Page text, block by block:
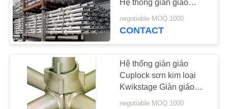
Hệ thống giàn giáo
Cross Lock
negotiable MOQ:1000
CONTACT
Hệ thống giàn giáo
Cuplock sơn kim loại
Kwikstage Giàn giáo
giai đoạn nhanh
negotiable MOQ:1000